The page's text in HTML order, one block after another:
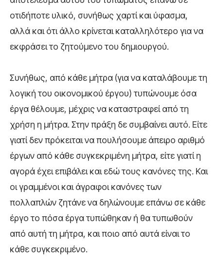
οτιδήποτε υλικό, συνήθως χαρτί και ύφασμα,
αλλά και ότι άλλο κρίνεται καταλληλότερο για να
εκφράσει το ζητούμενο του δημιουργού.
Συνήθως, από κάθε μήτρα (για να καταλάβουμε τη
λογική του οικονομικού έργου) τυπώνουμε όσα
έργα θέλουμε, μέχρις να καταστραφεί από τη
χρήση η μήτρα. Στην πράξη δε συμβαίνει αυτό. Είτε
γιατί δεν πρόκειται να πουλήσουμε άπειρο αριθμό
έργων από κάθε συγκεκριμένη μήτρα, είτε γιατί η
αγορά έχει επιβάλει και εδώ τους κανόνες της. Και
οι γραμμένοι και άγραφοι κανόνες των
πολλαπλών ζητάνε να δηλώνουμε επάνω σε κάθε
έργο το πόσα έργα τυπώθηκαν ή θα τυπωθούν
από αυτή τη μήτρα, και ποιο από αυτά είναι το
κάθε συγκεκριμένο.